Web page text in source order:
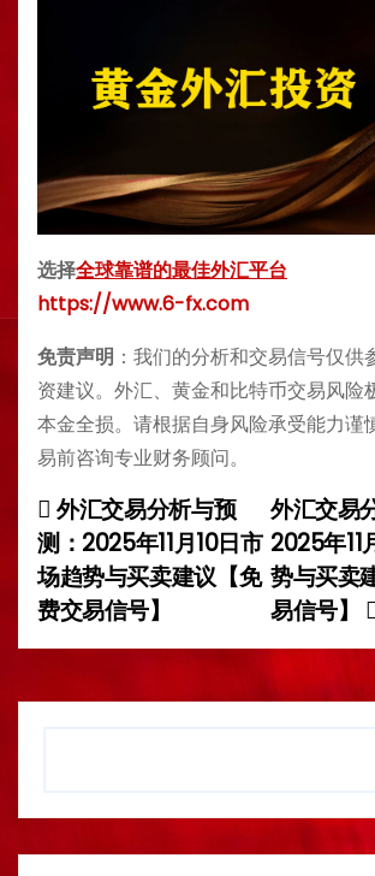
选择全球靠谱的最佳外汇平台
https://www.6-fx.com
免责声明 ：我们的分析和交易信号仅供
资建议。外汇、黄金和比特币交易风险
本金全损。请根据自身风险承受能力谨
易前咨询专业财务顾问。
P
o
s
v
外汇交易
2025年11
势与买卖
易信号】
外汇交易分析与预
测：2025年11月10日市
场趋势与买卖建议【免
费交易信号】
c